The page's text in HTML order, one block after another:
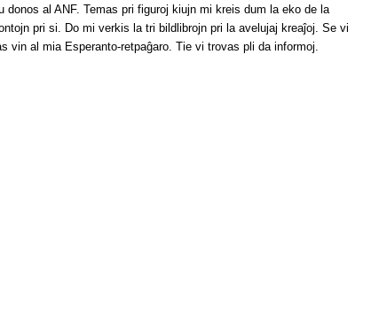
donos al ANF. Temas pri figuroj kiujn mi kreis dum la eko de la
pri si. Do mi verkis la tri bildlibrojn pri la avelujaj kreaĵoj. Se vi
vin al mia Esperanto-retpaĝaro. Tie vi trovas pli da informoj.